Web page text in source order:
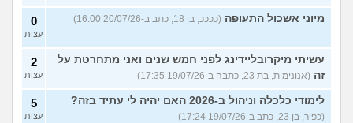
מיוני אשכול התעופה (ככככ, בן 18, כתב ב-20/07/26 16:00) 0
עצות
עשיתי מיקרובליידינג לפני חמש שנים ואני מתחרטת על
זה (אנונימית, בת 23, כתבה ב-19/07/26 17:35)
2
עצות
לימודי כלכלה וניהול ב-2026 האם יהיה לי עתיד בזה?
(כפיר, בן 23, כתב ב-19/07/26 17:24)
5
עצות